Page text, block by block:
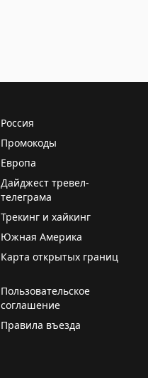
Россия
Промокоды
Европа
Дайджест тревел-
телеграма
Трекинг и хайкинг
Южная Америка
Карта открытых границ
Пользовательское
соглашение
Правила въезда